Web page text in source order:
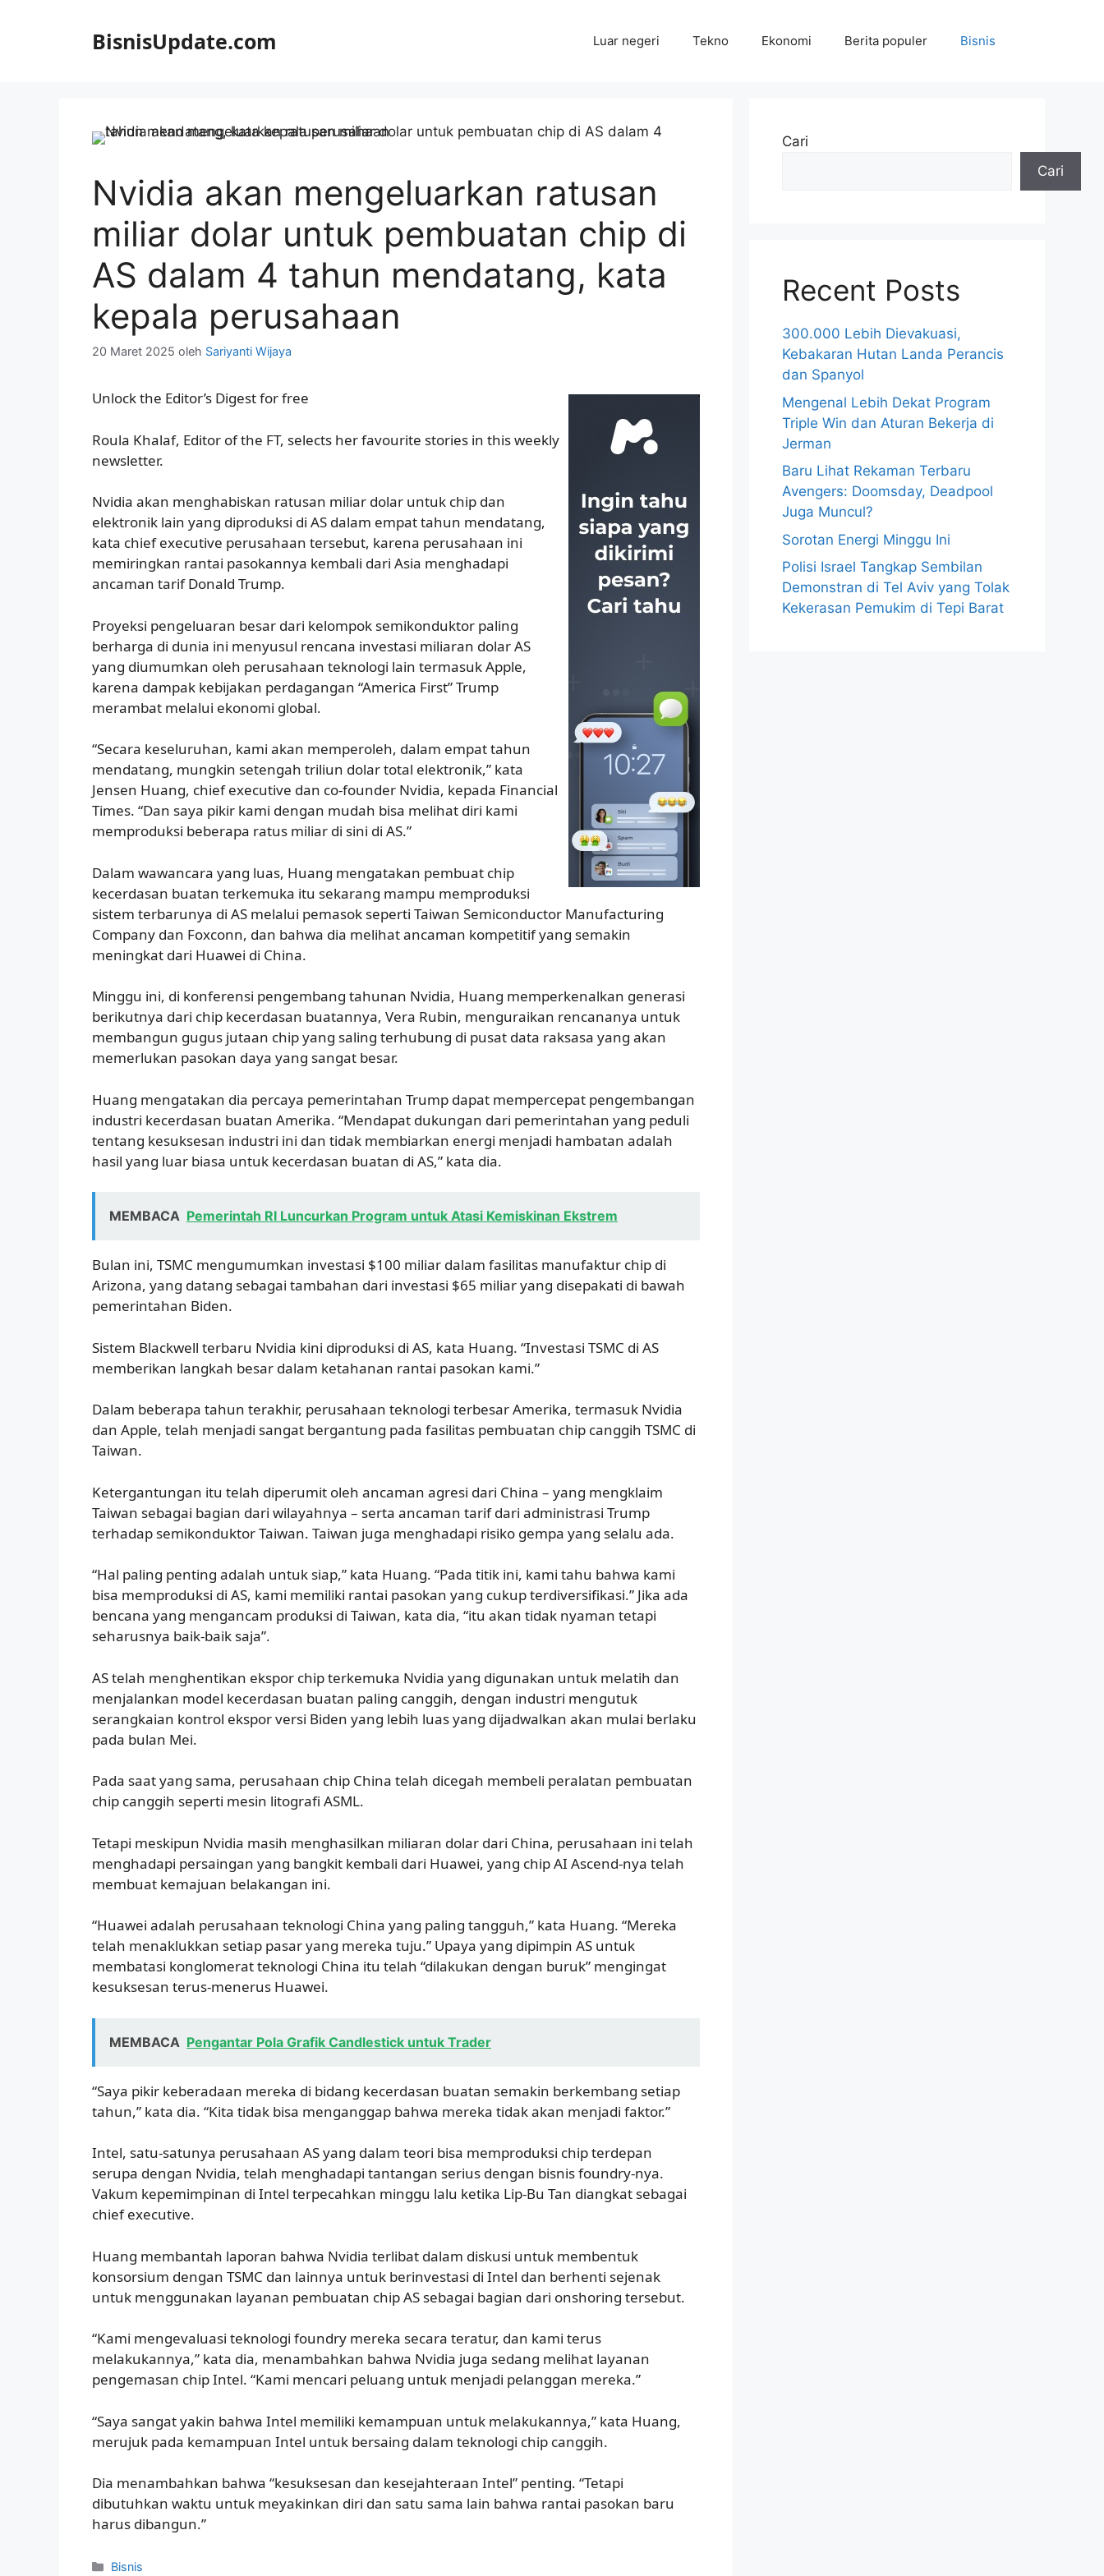
BisnisUpdate.com Luar negeri Tekno Ekonomi Berita populer Bisnis
Nvidia akan mengeluarkan ratusan
miliar dolar untuk pembuatan chip di
AS dalam 4 tahun mendatang, kata
kepala perusahaan
20 Maret 2025 oleh Sariyanti Wijaya
Unlock the Editor’s Digest for free
Roula Khalaf, Editor of the FT, selects her favourite stories in this weekly
newsletter.
Nvidia akan menghabiskan ratusan miliar dolar untuk chip dan
elektronik lain yang diproduksi di AS dalam empat tahun mendatang,
kata chief executive perusahaan tersebut, karena perusahaan ini
memiringkan rantai pasokannya kembali dari Asia menghadapi
ancaman tarif Donald Trump.
Proyeksi pengeluaran besar dari kelompok semikonduktor paling
berharga di dunia ini menyusul rencana investasi miliaran dolar AS
yang diumumkan oleh perusahaan teknologi lain termasuk Apple,
karena dampak kebijakan perdagangan “America First” Trump
merambat melalui ekonomi global.
“Secara keseluruhan, kami akan memperoleh, dalam empat tahun
mendatang, mungkin setengah triliun dolar total elektronik,” kata
Jensen Huang, chief executive dan co-founder Nvidia, kepada Financial
Times. “Dan saya pikir kami dengan mudah bisa melihat diri kami
memproduksi beberapa ratus miliar di sini di AS.”
Dalam wawancara yang luas, Huang mengatakan pembuat chip
kecerdasan buatan terkemuka itu sekarang mampu memproduksi
sistem terbarunya di AS melalui pemasok seperti Taiwan Semiconductor Manufacturing
Company dan Foxconn, dan bahwa dia melihat ancaman kompetitif yang semakin
meningkat dari Huawei di China.
Minggu ini, di konferensi pengembang tahunan Nvidia, Huang memperkenalkan generasi
berikutnya dari chip kecerdasan buatannya, Vera Rubin, menguraikan rencananya untuk
membangun gugus jutaan chip yang saling terhubung di pusat data raksasa yang akan
memerlukan pasokan daya yang sangat besar.
Huang mengatakan dia percaya pemerintahan Trump dapat mempercepat pengembangan
industri kecerdasan buatan Amerika. “Mendapat dukungan dari pemerintahan yang peduli
tentang kesuksesan industri ini dan tidak membiarkan energi menjadi hambatan adalah
hasil yang luar biasa untuk kecerdasan buatan di AS,” kata dia.
MEMBACA Pemerintah RI Luncurkan Program untuk Atasi Kemiskinan Ekstrem
Bulan ini, TSMC mengumumkan investasi $100 miliar dalam fasilitas manufaktur chip di
Arizona, yang datang sebagai tambahan dari investasi $65 miliar yang disepakati di bawah
pemerintahan Biden.
Sistem Blackwell terbaru Nvidia kini diproduksi di AS, kata Huang. “Investasi TSMC di AS
memberikan langkah besar dalam ketahanan rantai pasokan kami.”
Dalam beberapa tahun terakhir, perusahaan teknologi terbesar Amerika, termasuk Nvidia
dan Apple, telah menjadi sangat bergantung pada fasilitas pembuatan chip canggih TSMC di
Taiwan.
Ketergantungan itu telah diperumit oleh ancaman agresi dari China – yang mengklaim
Taiwan sebagai bagian dari wilayahnya – serta ancaman tarif dari administrasi Trump
terhadap semikonduktor Taiwan. Taiwan juga menghadapi risiko gempa yang selalu ada.
“Hal paling penting adalah untuk siap,” kata Huang. “Pada titik ini, kami tahu bahwa kami
bisa memproduksi di AS, kami memiliki rantai pasokan yang cukup terdiversifikasi.” Jika ada
bencana yang mengancam produksi di Taiwan, kata dia, “itu akan tidak nyaman tetapi
seharusnya baik-baik saja”.
AS telah menghentikan ekspor chip terkemuka Nvidia yang digunakan untuk melatih dan
menjalankan model kecerdasan buatan paling canggih, dengan industri mengutuk
serangkaian kontrol ekspor versi Biden yang lebih luas yang dijadwalkan akan mulai berlaku
pada bulan Mei.
Pada saat yang sama, perusahaan chip China telah dicegah membeli peralatan pembuatan
chip canggih seperti mesin litografi ASML.
Tetapi meskipun Nvidia masih menghasilkan miliaran dolar dari China, perusahaan ini telah
menghadapi persaingan yang bangkit kembali dari Huawei, yang chip AI Ascend-nya telah
membuat kemajuan belakangan ini.
“Huawei adalah perusahaan teknologi China yang paling tangguh,” kata Huang. “Mereka
telah menaklukkan setiap pasar yang mereka tuju.” Upaya yang dipimpin AS untuk
membatasi konglomerat teknologi China itu telah “dilakukan dengan buruk” mengingat
kesuksesan terus-menerus Huawei.
MEMBACA Pengantar Pola Grafik Candlestick untuk Trader
“Saya pikir keberadaan mereka di bidang kecerdasan buatan semakin berkembang setiap
tahun,” kata dia. “Kita tidak bisa menganggap bahwa mereka tidak akan menjadi faktor.”
Intel, satu-satunya perusahaan AS yang dalam teori bisa memproduksi chip terdepan
serupa dengan Nvidia, telah menghadapi tantangan serius dengan bisnis foundry-nya.
Vakum kepemimpinan di Intel terpecahkan minggu lalu ketika Lip-Bu Tan diangkat sebagai
chief executive.
Huang membantah laporan bahwa Nvidia terlibat dalam diskusi untuk membentuk
konsorsium dengan TSMC dan lainnya untuk berinvestasi di Intel dan berhenti sejenak
untuk menggunakan layanan pembuatan chip AS sebagai bagian dari onshoring tersebut.
“Kami mengevaluasi teknologi foundry mereka secara teratur, dan kami terus
melakukannya,” kata dia, menambahkan bahwa Nvidia juga sedang melihat layanan
pengemasan chip Intel. “Kami mencari peluang untuk menjadi pelanggan mereka.”
“Saya sangat yakin bahwa Intel memiliki kemampuan untuk melakukannya,” kata Huang,
merujuk pada kemampuan Intel untuk bersaing dalam teknologi chip canggih.
Dia menambahkan bahwa “kesuksesan dan kesejahteraan Intel” penting. “Tetapi
dibutuhkan waktu untuk meyakinkan diri dan satu sama lain bahwa rantai pasokan baru
harus dibangun.”
Kategori
Bisnis
Cari
Cari
Recent Posts
300.000 Lebih Dievakuasi,
Kebakaran Hutan Landa Perancis
dan Spanyol
Mengenal Lebih Dekat Program
Triple Win dan Aturan Bekerja di
Jerman
Baru Lihat Rekaman Terbaru
Avengers: Doomsday, Deadpool
Juga Muncul?
Sorotan Energi Minggu Ini
Polisi Israel Tangkap Sembilan
Demonstran di Tel Aviv yang Tolak
Kekerasan Pemukim di Tepi Barat